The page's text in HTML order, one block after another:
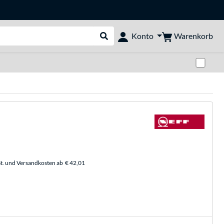
Suche durchführen
Konto Warenkorb
und Versandkosten ab € 42,01